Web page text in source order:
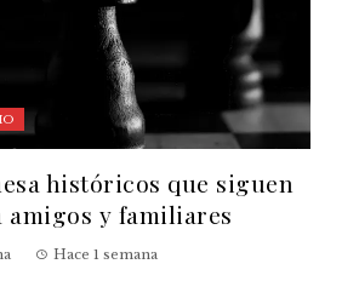
históricos que siguen
y familiares
Hace 1 semana